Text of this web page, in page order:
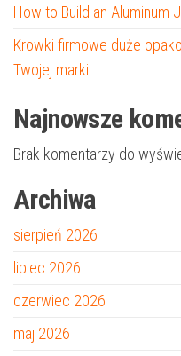
How to Build an Aluminum
Krowki firmowe duże
Twojej marki
Najnowsze
Brak komentarzy do
Archiwa
sierpień 2026
lipiec 2026
czerwiec 2026
maj 2026